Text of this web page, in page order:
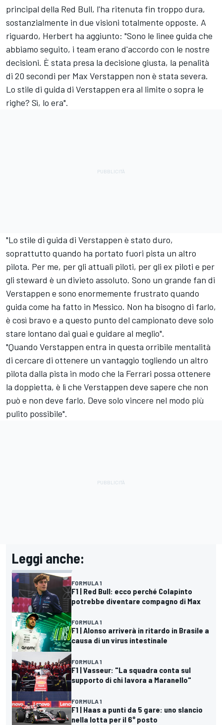
principal della Red Bull, l'ha ritenuta fin troppo dura,
sostanzialmente in due visioni totalmente opposte. A
riguardo, Herbert ha aggiunto: "Sono le linee guida che
abbiamo seguito, i team erano d'accordo con le nostre
decisioni. È stata presa la decisione giusta, la penalità
di 20 secondi per Max Verstappen non è stata severa.
Lo stile di guida di Verstappen era al limite o sopra le
righe? Sì, lo era".
"Lo stile di guida di Verstappen è stato duro,
soprattutto quando ha portato fuori pista un altro
pilota. Per me, per gli attuali piloti, per gli ex piloti e per
gli steward è un divieto assoluto. Sono un grande fan di
Verstappen e sono enormemente frustrato quando
guida come ha fatto in Messico. Non ha bisogno di farlo,
è così bravo e a questo punto del campionato deve solo
stare lontano dai guai e guidare al meglio".
"Quando Verstappen entra in questa orribile mentalità
di cercare di ottenere un vantaggio togliendo un altro
pilota dalla pista in modo che la Ferrari possa ottenere
la doppietta, è lì che Verstappen deve sapere che non
può e non deve farlo. Deve solo vincere nel modo più
pulito possibile".
Leggi anche:
FORMULA 1
F1 | Red Bull: ecco perché Colapinto
potrebbe diventare compagno di Max
FORMULA 1
F1 | Alonso arriverà in ritardo in Brasile a
causa di un virus intestinale
FORMULA 1
F1 | Vasseur: "La squadra conta sul
supporto di chi lavora a Maranello"
FORMULA 1
F1 | Haas a punti da 5 gare: uno slancio
nella lotta per il 6° posto